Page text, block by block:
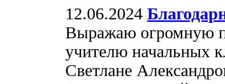
12.06.2024
Выражаю огромную
учителю
Светлане